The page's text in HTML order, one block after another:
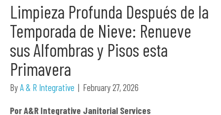
Limpieza Profunda Después de la
Temporada de Nieve: Renueve
sus Alfombras y Pisos esta
Primavera
By A & R Integrative | February 27, 2026
Por A&R Integrative Janitorial Services